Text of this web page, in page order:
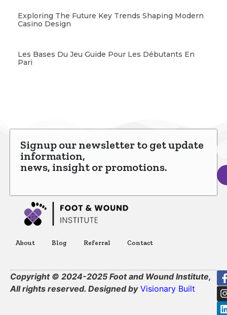
Exploring The Future Key Trends Shaping Modern
Casino Design
Les Bases Du Jeu Guide Pour Les Débutants En
Pari
Signup our newsletter to get update
information,
news, insight or promotions.
About Blog Referral Contact
Copyright © 2024-2025 Foot and Wound Institute,
All rights reserved. Designed by Visionary Built